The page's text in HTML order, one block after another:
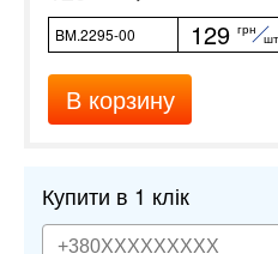
BM.2295-00 129 грн
В корзину
Купити в 1 клік